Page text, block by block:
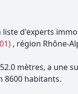
d'experts
, région Rhône-
mètres, a une
8600 habitants.